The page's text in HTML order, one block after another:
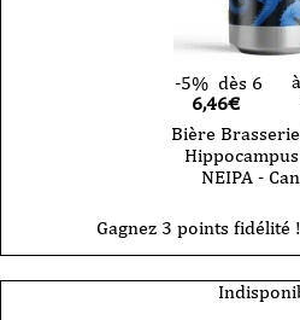
-5% dès 6
6,46€
Bière
NEIPA -
Gagnez 3 points fidélité !